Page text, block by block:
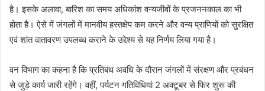
है। इसके अलावा, बारिश का समय अधिकांश वन्यजीवों के प्रजननकाल का भी
होता है। ऐसे में जंगलों में मानवीय हस्तक्षेप कम करने और वन्य प्राणियों को सुरक्षित
एवं शांत वातावरण उपलब्ध कराने के उद्देश्य से यह निर्णय लिया गया है।
वन विभाग का कहना है कि प्रतिबंध अवधि के दौरान जंगलों में संरक्षण और प्रबंधन
से जुड़े कार्य जारी रहेंगे। वहीं, पर्यटन गतिविधियां 2 अक्टूबर से फिर शुरू की